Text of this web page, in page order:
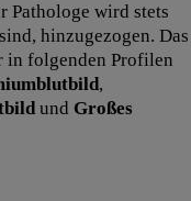
Pathologe wird stets
hinzugezogen. Das
in folgenden Profilen
,
und Großes